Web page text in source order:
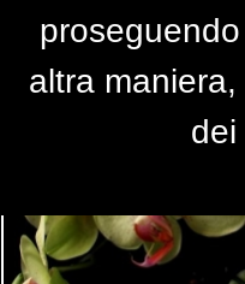
altra maniera,
dei